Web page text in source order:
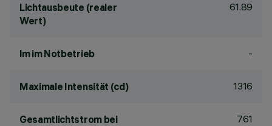
Lichtausbeute (realer
Wert)
61.89
lm im Notbetrieb -
Maximale Intensität (cd) 1316
Gesamtlichtstrom bei
761